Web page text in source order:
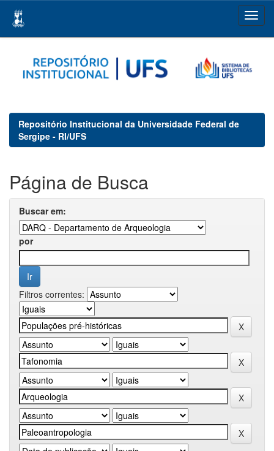
navigation
Repositório Institucional da Universidade Federal de
Sergipe - RI/UFS
Página de Busca
Buscar em:
por
Filtros correntes: